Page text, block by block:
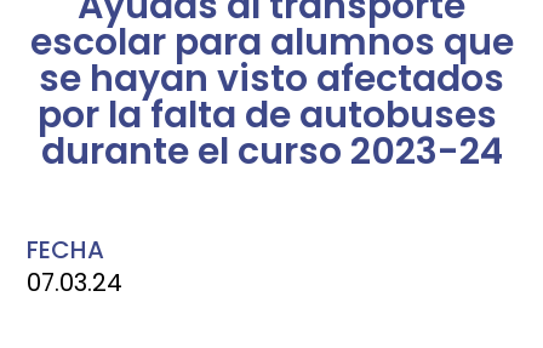
escolar para alumnos que
se hayan visto afectados
por la falta de autobuses
durante el curso 2023-24
FECHA
07.03.24